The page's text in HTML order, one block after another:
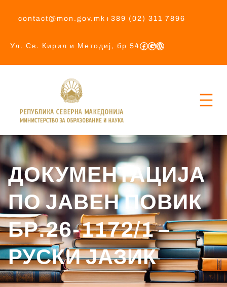
contact@mon.gov.mk +389 (02) 311 7896
Ул. Св. Кирил и Методиј, бр 54
ДОКУМЕНТАЦИЈА
ПО ЈАВЕН ПОВИК
БР.26-1172/1 –
РУСКИ ЈАЗИК